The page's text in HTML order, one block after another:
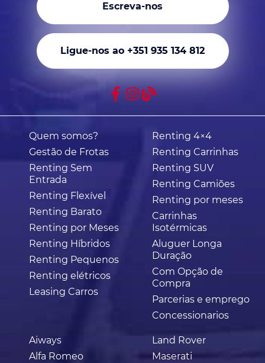
Escreva-nos
Ligue-nos ao +351 935 134 812
Quem somos?
Gestão de Frotas
Renting Sem
Entrada
Renting Flexível
Renting Barato
Renting por Meses
Renting Híbridos
Renting Pequenos
Renting elétricos
Leasing Carros
Aiways
Alfa Romeo
Land Rover
Maserati
Renting 4×4
Renting Carrinhas
Renting SUV
Renting Camiões
Renting por meses
Carrinhas
Isotérmicas
Aluguer Longa
Duração
Com Opção de
Compra
Parcerias e emprego
Concessionarios